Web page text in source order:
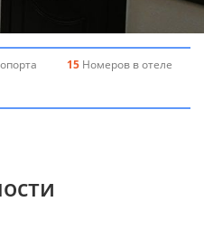
15 Номеров в отеле